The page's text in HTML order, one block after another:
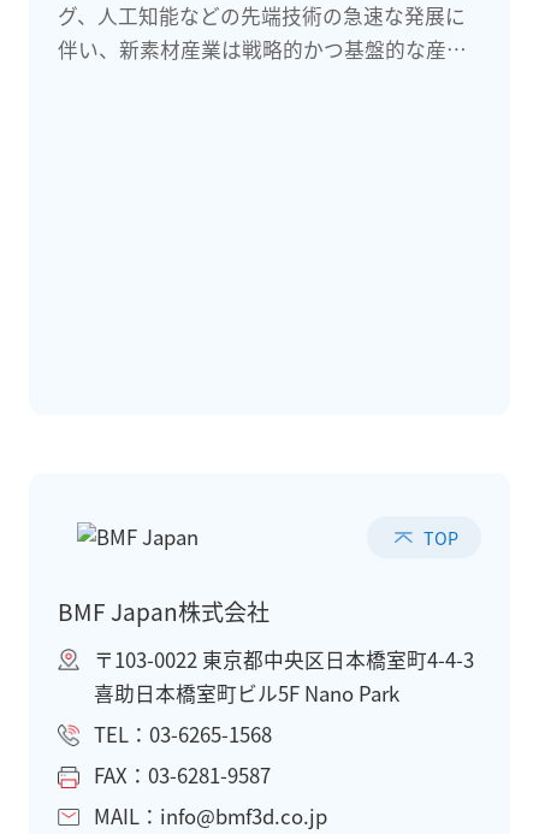
グ、人工知能などの先端技術の急速な発展に
伴い、新素材産業は戦略的かつ基盤的な産業
TOP
BMF Japan株式会社
〒103-0022 東京都中央区日本橋室町4-4-3
喜助日本橋室町ビル5F Nano Park
TEL：03-6265-1568
FAX：03-6281-9587
MAIL：info@bmf3d.co.jp